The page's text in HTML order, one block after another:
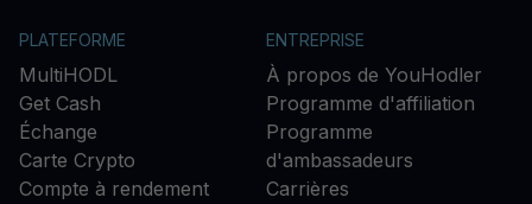
PLATEFORME
MultiHODL
Get Cash
Échange
Carte Crypto
Compte à rendement
ENTREPRISE
À propos de YouHodler
Programme d'affiliation
Programme
d'ambassadeurs
Carrières